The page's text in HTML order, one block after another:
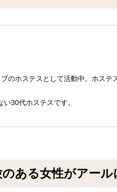
のホステスとして活動中。ホステ
30代ホステスです。
ある女性がアー